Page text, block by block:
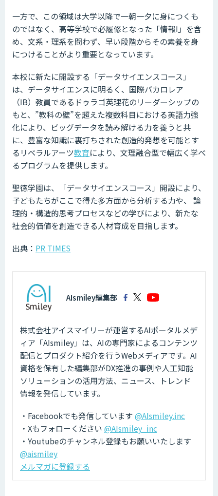
一方で、この領域は大学以降で一朝一夕に身につくも
のではなく、高等学校で必履修となった「情報I」を含
め、文系・理系を問わず、早い段階からその素養を身
につけることがより重要となっています。
本校に新たに開設する「データサイエンスコース」
は、データサイエンスに明るく、国際バカロレア
（IB）教員であるドゥラゴ英理花のリーダーシップの
もと、”教科の壁”を超えた複数科目における英語力強
化により、ビッグデータを読み解ける力を養うと共
に、豊富な知識に裏打ちされた創造的発想を可能とす
るリベラルアーツ教育により、文理融合型で幅広く学べ
るプログラムを提供します。
聖徳学園は、「データサイエンスコース」開設により、
子どもたちがここで得た多方面から分析する力や、 論
理的・構造的思考プロセスなどの学びにより、新たな
社会的価値を創造できる人材育成を目指します。
出典： PR TIMES
AIsmiley編集部
株式会社アイスマイリーが運営するAIポータルメデ
ィア「AIsmiley」は、AIの専門家によるコンテンツ
配信とプロダクト紹介を行うWebメディアです。AI
資格を保有した編集部がDX推進の事例や人工知能
ソリューションの活用方法、ニュース、トレンド
情報を発信しています。
・Facebookでも発信しています @AIsmiley.inc
・Xもフォローください @AIsmiley_inc
・Youtubeのチャンネル登録もお願いいたします
@aismiley
メルマガに登録する